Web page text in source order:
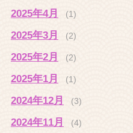
2025年4月 (1)
2025年3月 (2)
2025年2月 (2)
2025年1月 (1)
2024年12月 (3)
2024年11月 (4)